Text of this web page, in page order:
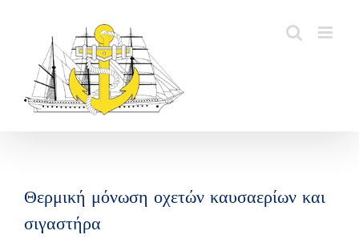
content
Θερμική μόνωση οχετών καυσαερίων και
σιγαστήρα